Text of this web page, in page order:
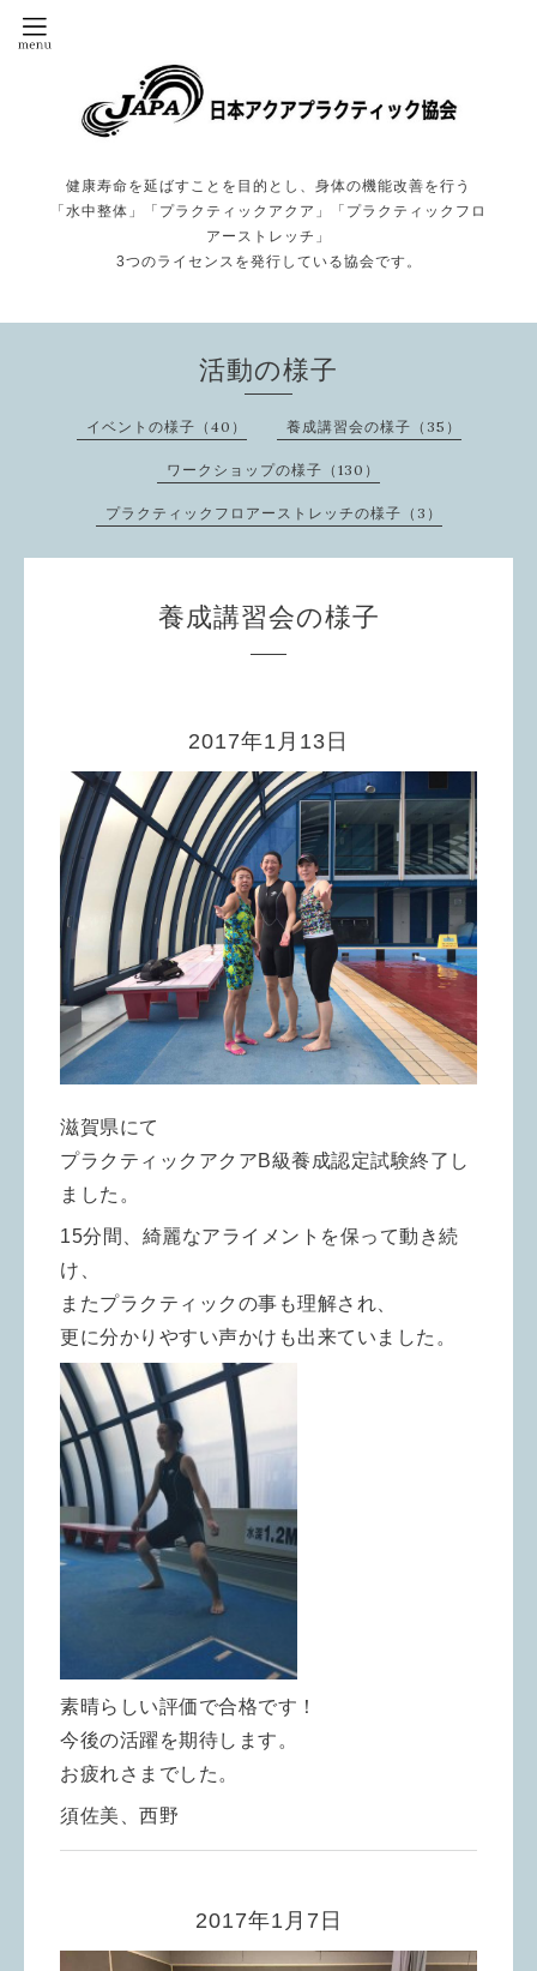
健康寿命を延ばすことを目的とし、身体の機能改善を行う
「水中整体」「プラクティックアクア」「プラクティックフロ
アーストレッチ」
3つのライセンスを発行している協会です。
活動の様子
イベントの様子（40） 養成講習会の様子（35）
ワークショップの様子（130）
プラクティックフロアーストレッチの様子（3）
養成講習会の様子
2017年1月13日
滋賀県にて
プラクティックアクアB級養成認定試験終了し
ました。
15分間、綺麗なアライメントを保って動き続
け、
またプラクティックの事も理解され、
更に分かりやすい声かけも出来ていました。
素晴らしい評価で合格です！
今後の活躍を期待します。
お疲れさまでした。
須佐美、西野
2017年1月7日